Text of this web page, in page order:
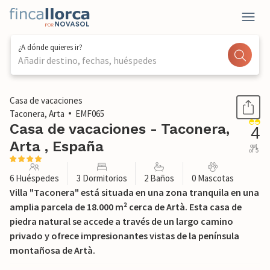
¿A dónde quieres ir?
Añadir destino, fechas, huéspedes
1 / 45
Casa de vacaciones
Taconera, Arta
EMF065
Casa de vacaciones - Taconera,
Arta , España
4
out
of 5
6 Huéspedes 3 Dormitorios 2 Baños 0 Mascotas
Villa "Taconera" está situada en una zona tranquila en una
amplia parcela de 18.000 m² cerca de Artà. Esta casa de
piedra natural se accede a través de un largo camino
privado y ofrece impresionantes vistas de la península
montañosa de Artà.